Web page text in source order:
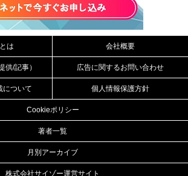
は 会社概要
供/記事） 広告に関するお問い合わせ
について 個人情報保護方針
Cookieポリシー
著者一覧
月別アーカイブ
株式会社サイゾー運営サイト